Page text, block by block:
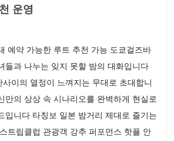
운영
예약 가능한 루트 추천 가능 도쿄걸즈바
들과 나누는 잊지 못할 밤의 대화입니다
이의 열정이 느껴지는 무대로 초대합니
만의 상상 속 시나리오를 완벽하게 현실로
입니다 타칭보 일본 밤거리 제대로 즐기는
트립클럽 관광객 강추 퍼포먼스 핫플 안